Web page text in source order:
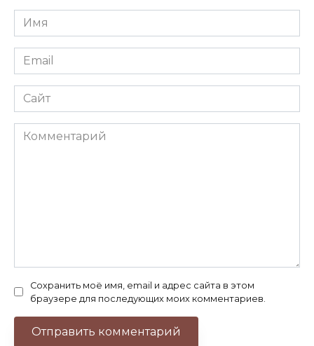
Имя
*
Email
*
Сайт
Комментарий
Сохранить моё имя, email и адрес сайта в этом
браузере для последующих моих комментариев.